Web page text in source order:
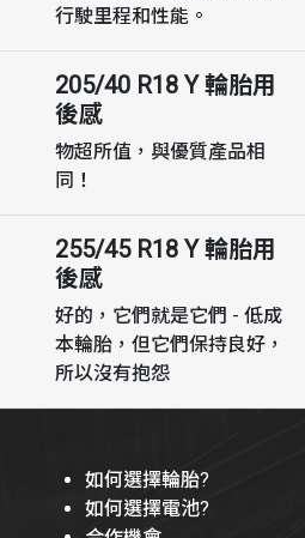
行駛里程和性能。
205/40 R18 Y 輪胎用
後感
物超所值，與優質產品相
同！
255/45 R18 Y 輪胎用
後感
好的，它們就是它們 - 低成
本輪胎，但它們保持良好，
所以沒有抱怨
如何選擇輪胎?
如何選擇電池?